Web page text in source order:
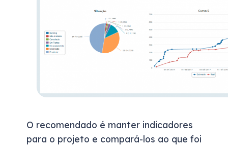
O recomendado é manter indicadores
para o projeto e compará-los ao que foi